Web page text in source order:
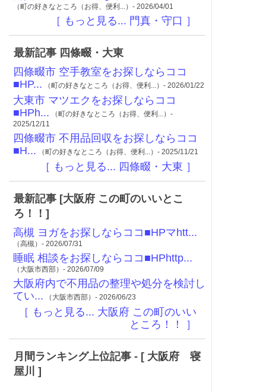
（町の好きなところ（お得、便利...）- 2026/04/01
［ もっと見る... 門真・守口 ］
最新記事 四條畷・大東
四條畷市 空手教室をお探しならココ
■HP... （町の好きなところ（お得、便利...）- 2026/01/22
大東市 マツエクをお探しならココ
■HPh... （町の好きなところ（お得、便利...）-
2025/12/11
四條畷市 不用品回収をお探しならココ
■H... （町の好きなところ（お得、便利...）- 2025/11/21
［ もっと見る... 四條畷・大東 ］
最新記事 [大阪府 この町のいいとこ
ろ！！]
高槻 ヨガをお探しならココ■HPマhtt...
（高槻）- 2026/07/31
睡眠 相談をお探しならココ■HPhttp...
（大阪市西部）- 2026/07/09
大阪府内で不用品の整理や処分を検討し
てい... （大阪市西部）- 2026/06/23
［ もっと見る... 大阪府 この町のいい
ところ！！ ］
月間ランキング上位記事 - [ 大阪府 寝
屋川 ]